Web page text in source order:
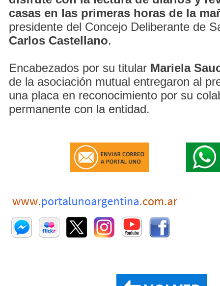
casas en las primeras horas de la
presidente del Concejo Deliberante de
Carlos Castellano.
Encabezados por su titular Mariela
de la asociación mutual entregaron al
una placa en reconocimiento por su
permanente con la entidad.